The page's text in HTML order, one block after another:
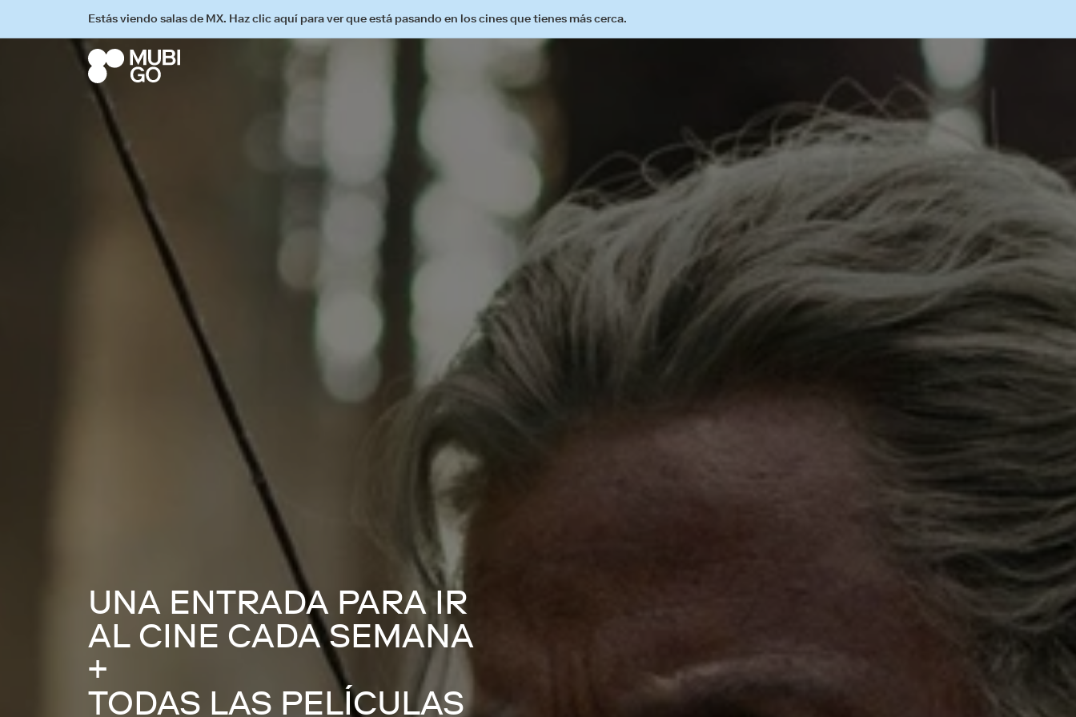
Estás viendo salas de MX. Haz clic aquí para ver que está pasando en los cines que tienes más cerca.
UNA ENTRADA PARA IR
AL CINE CADA SEMANA
+
TODAS LAS PELÍCULAS